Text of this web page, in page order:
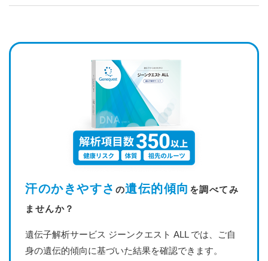
汗のかきやすさ の遺伝的傾向 を調べてみ
ませんか？
遺伝子解析サービス ジーンクエスト ALL では、ご自
身の遺伝的傾向に基づいた結果を確認できます。